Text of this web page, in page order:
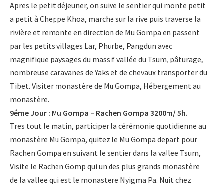
Apres le petit déjeuner, on suive le sentier qui monte petit
a petit à Cheppe Khoa, marche sur la rive puis traverse la
rivière et remonte en direction de Mu Gompa en passent
par les petits villages Lar, Phurbe, Pangdun avec
magnifique paysages du massif vallée du Tsum, pâturage,
nombreuse caravanes de Yaks et de chevaux transporter du
Tibet. Visiter monastère de Mu Gompa, Hébergement au
monastère.
9éme Jour : Mu Gompa – Rachen Gompa 3200m/ 5h.
Tres tout le matin, participer la cérémonie quotidienne au
monastère Mu Gompa, quitez le Mu Gompa depart pour
Rachen Gompa en suivant le sentier dans la vallee Tsum,
Visite le Rachen Gomp qui un des plus grands monastère
de la vallee qui est le monastere Nyigma Pa. Nuit chez